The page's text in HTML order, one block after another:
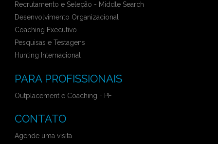
Recrutamento e Seleção - Middle Search
Desenvolvimento Organizacional
Coaching Executivo
Pesquisas e Testagens
Hunting Internacional
PARA PROFISSIONAIS
Outplacement e Coaching - PF
CONTATO
Agende uma visita